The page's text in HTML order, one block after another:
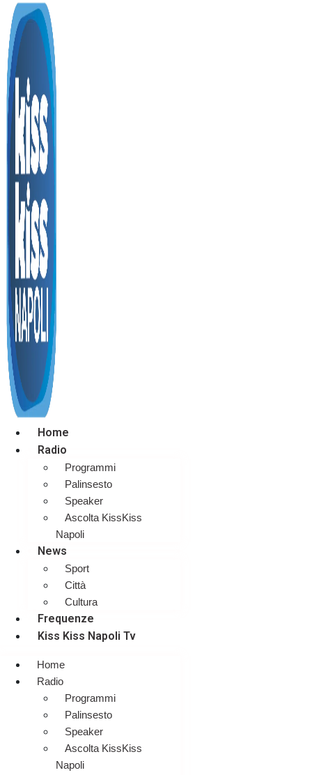
Home
Radio
Programmi
Palinsesto
Speaker
Ascolta KissKiss
Napoli
News
Sport
Città
Cultura
Frequenze
Kiss Kiss Napoli Tv
Home
Radio
Programmi
Palinsesto
Speaker
Ascolta KissKiss
Napoli